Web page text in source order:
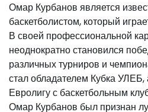
Омар Курбанов является
баскетболистом, который
В своей профессиональной
неоднократно становился
различных турниров и
стал обладателем Кубка
Евролигу с баскетбольным
Омар Курбанов был признан